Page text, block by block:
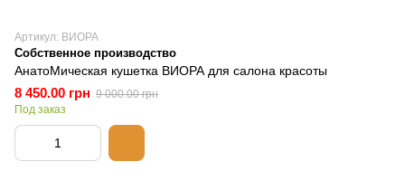
Артикул: ВИОРА
Собственное производство
АнатоМическая кушетка ВИОРА для салона красоты
8 450.00 грн 9 000.00 грн
Под заказ